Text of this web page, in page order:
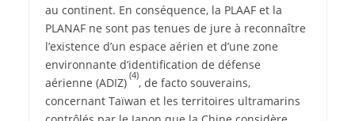
au continent. En conséquence, la PLAAF et la
PLANAF ne sont pas tenues de jure à reconnaître
l’existence d’un espace aérien et d’une zone
environnante d’identification de défense
aérienne (ADIZ)
(4)
, de facto souverains,
concernant Taïwan et les territoires ultramarins